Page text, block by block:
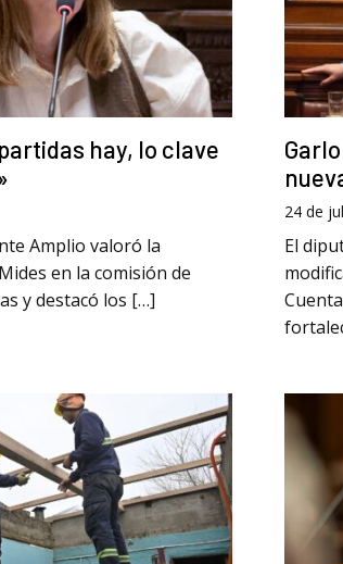
hay, lo clave
Amplio valoró la
en la comisión de
y destacó los […]
24 de
El